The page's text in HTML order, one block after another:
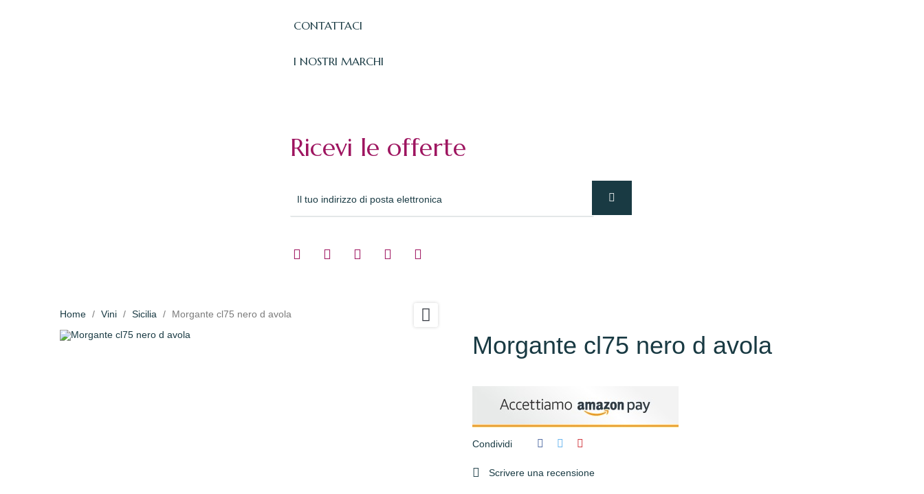
CONTATTACI
I NOSTRI MARCHI
Ricevi le offerte
Home Vini Sicilia Morgante cl75 nero d avola 
Morgante cl75 nero d avola
Condividi
 Scrivere una recensione